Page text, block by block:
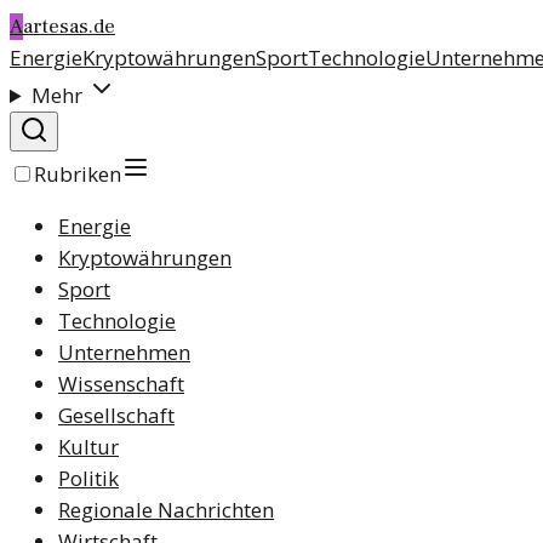
Aartesas.de
EnergieKryptowährungenSportTechnologie
Mehr
Rubriken
Energie
Kryptowährungen
Sport
Technologie
Unternehmen
Wissenschaft
Gesellschaft
Kultur
Politik
Regionale Nachrichten